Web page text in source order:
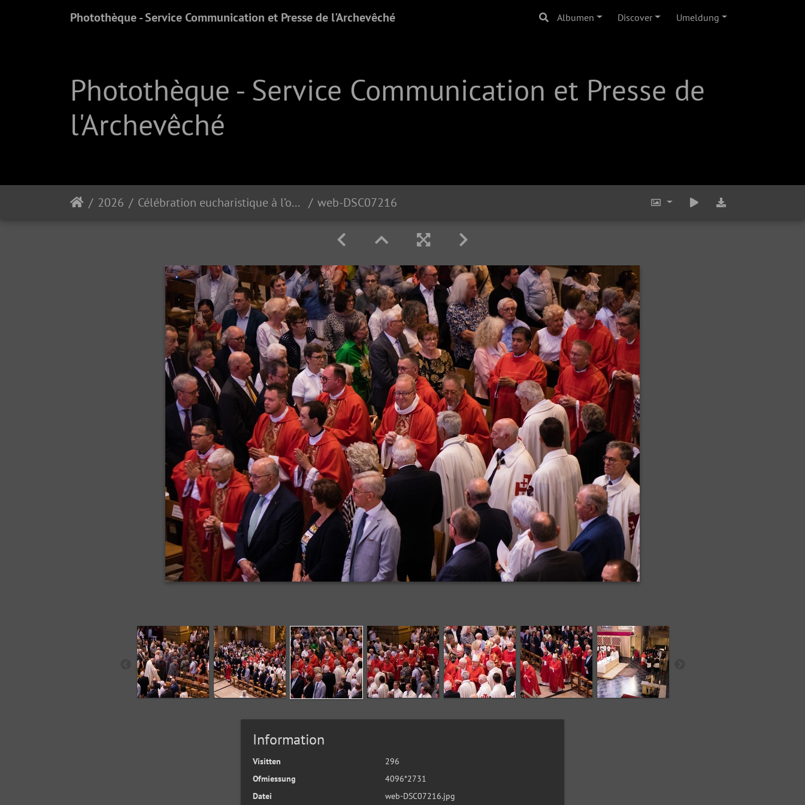
Photothèque - Service Communication et Presse de l'Archevêché Albumen Discover Umeldung
Photothèque - Service Communication et Presse de
l'Archevêché
2026 Célébration eucharistique à l’occasion du premier anniversaire du Pontificat du Pape Léon XIV | 05.07.2026 web-DSC07216
Information
Visitten
296
Ofmiessung
4096*2731
Datei
web-DSC07216.jpg